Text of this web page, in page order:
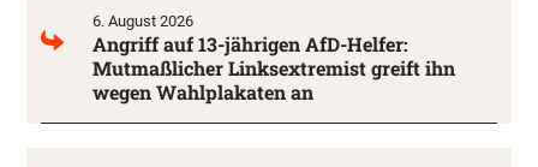
6. August 2026
Angriff auf 13-jährigen AfD-Helfer:
Mutmaßlicher Linksextremist greift ihn
wegen Wahlplakaten an